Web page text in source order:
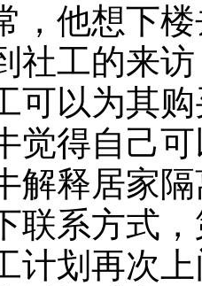
，他想下
社工的来
可以为其
觉得自己
解释居家
联系方式
计划再次